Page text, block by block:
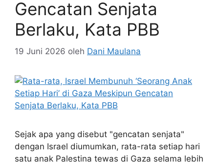
Gencatan Senjata
Berlaku, Kata PBB
19 Juni 2026 oleh Dani Maulana
Sejak apa yang disebut "gencatan senjata"
dengan Israel diumumkan, rata-rata setiap hari
satu anak Palestina tewas di Gaza selama lebih